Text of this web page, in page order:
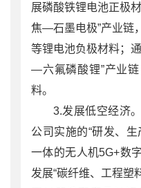
展磷酸铁锂电池正极
焦—石墨电极”产业链
等锂电池负极材料；
—六氟磷酸锂”产业
料。
3.发展低空经济
公司实施的“研发、
一体的无人机5G+数
发展“碳纤维、工程塑